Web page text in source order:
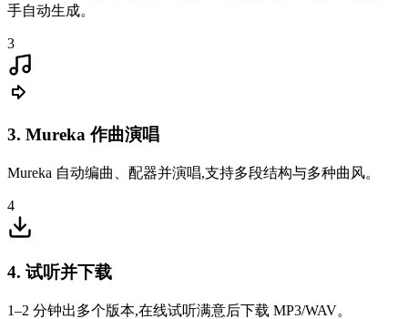
手自动生成。
3
3. Mureka 作曲演唱
Mureka 自动编曲、配器并演唱,支持多段结构与多种曲风。
4
4. 试听并下载
1–2 分钟出多个版本,在线试听满意后下载 MP3/WAV。
Hannah
创作歌手
续写功能太实用了,一段 loop 丢进去 Mureka 就帮我接成完整